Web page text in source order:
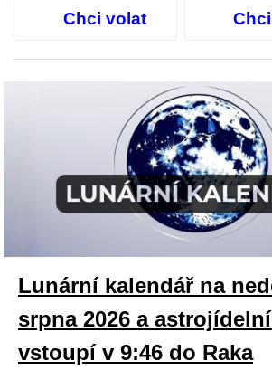
Chci volat
Lunární kalendář na
srpna 2026 a
vstoupí v 9:46 do Raka